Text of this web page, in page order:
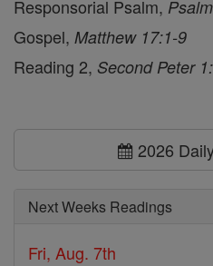
Responsorial Psalm,
Gospel, Matthew 17:1-9
Reading 2, Second Peter
2026
Next Weeks Readings
Fri, Aug. 7th